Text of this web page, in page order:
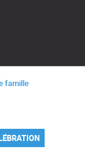
famille